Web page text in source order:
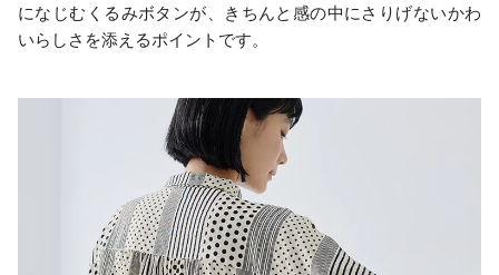
になじむくるみボタンが、きちんと感の中にさりげないかわ
いらしさを添えるポイントです。